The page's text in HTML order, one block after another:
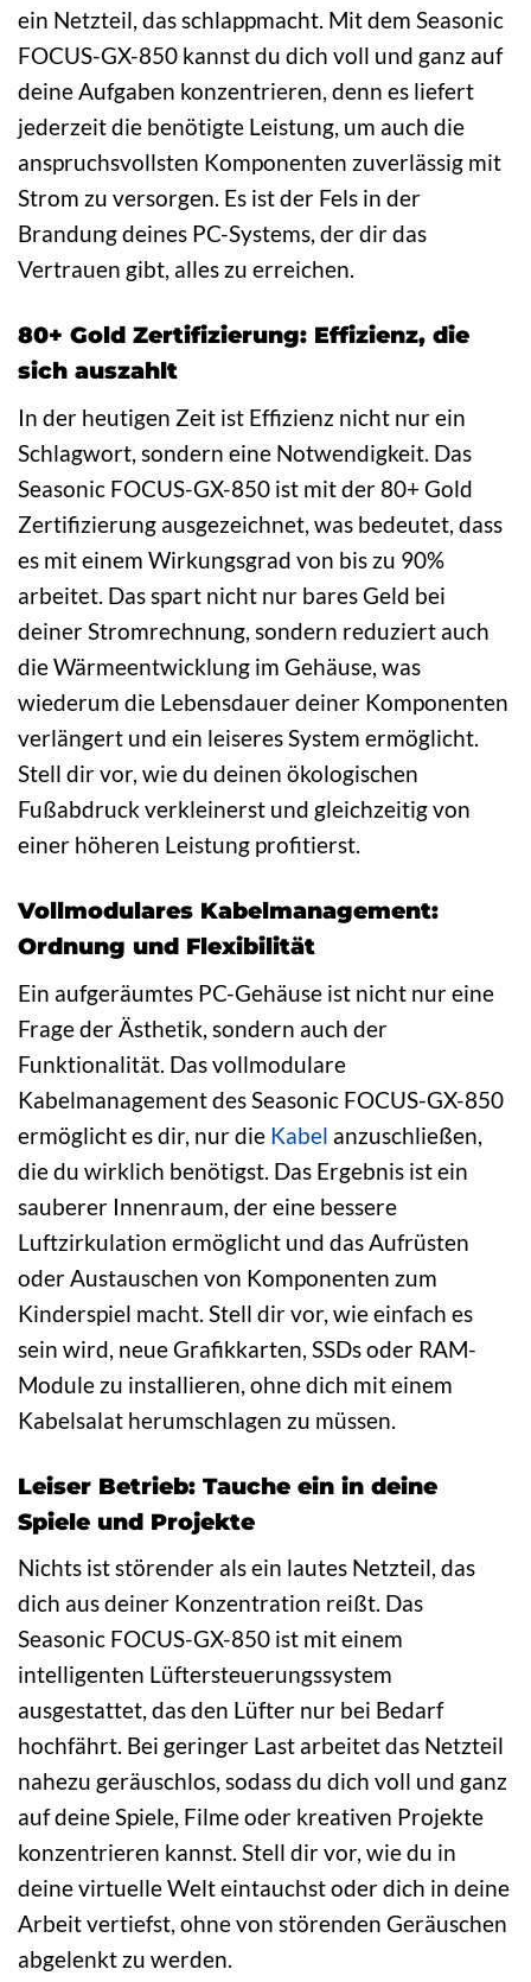
ein Netzteil, das schlappmacht. Mit dem Seasonic
FOCUS-GX-850 kannst du dich voll und ganz auf
deine Aufgaben konzentrieren, denn es liefert
jederzeit die benötigte Leistung, um auch die
anspruchsvollsten Komponenten zuverlässig mit
Strom zu versorgen. Es ist der Fels in der
Brandung deines PC-Systems, der dir das
Vertrauen gibt, alles zu erreichen.
80+ Gold Zertifizierung: Effizienz, die
sich auszahlt
In der heutigen Zeit ist Effizienz nicht nur ein
Schlagwort, sondern eine Notwendigkeit. Das
Seasonic FOCUS-GX-850 ist mit der 80+ Gold
Zertifizierung ausgezeichnet, was bedeutet, dass
es mit einem Wirkungsgrad von bis zu 90%
arbeitet. Das spart nicht nur bares Geld bei
deiner Stromrechnung, sondern reduziert auch
die Wärmeentwicklung im Gehäuse, was
wiederum die Lebensdauer deiner Komponenten
verlängert und ein leiseres System ermöglicht.
Stell dir vor, wie du deinen ökologischen
Fußabdruck verkleinerst und gleichzeitig von
einer höheren Leistung profitierst.
Vollmodulares Kabelmanagement:
Ordnung und Flexibilität
Ein aufgeräumtes PC-Gehäuse ist nicht nur eine
Frage der Ästhetik, sondern auch der
Funktionalität. Das vollmodulare
Kabelmanagement des Seasonic FOCUS-GX-850
ermöglicht es dir, nur die Kabel anzuschließen,
die du wirklich benötigst. Das Ergebnis ist ein
sauberer Innenraum, der eine bessere
Luftzirkulation ermöglicht und das Aufrüsten
oder Austauschen von Komponenten zum
Kinderspiel macht. Stell dir vor, wie einfach es
sein wird, neue Grafikkarten, SSDs oder RAM-
Module zu installieren, ohne dich mit einem
Kabelsalat herumschlagen zu müssen.
Leiser Betrieb: Tauche ein in deine
Spiele und Projekte
Nichts ist störender als ein lautes Netzteil, das
dich aus deiner Konzentration reißt. Das
Seasonic FOCUS-GX-850 ist mit einem
intelligenten Lüftersteuerungssystem
ausgestattet, das den Lüfter nur bei Bedarf
hochfährt. Bei geringer Last arbeitet das Netzteil
nahezu geräuschlos, sodass du dich voll und ganz
auf deine Spiele, Filme oder kreativen Projekte
konzentrieren kannst. Stell dir vor, wie du in
deine virtuelle Welt eintauchst oder dich in deine
Arbeit vertiefst, ohne von störenden Geräuschen
abgelenkt zu werden.